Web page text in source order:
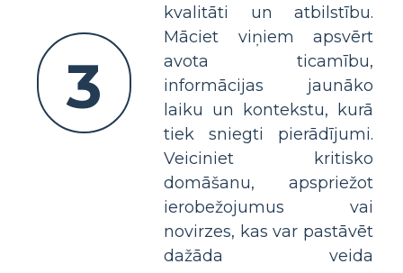
3
kvalitāti un atbilstību.
Māciet viņiem apsvērt
avota ticamību,
informācijas jaunāko
laiku un kontekstu, kurā
tiek sniegti pierādījumi.
Veiciniet kritisko
domāšanu, apspriežot
ierobežojumus vai
novirzes, kas var pastāvēt
dažāda veida